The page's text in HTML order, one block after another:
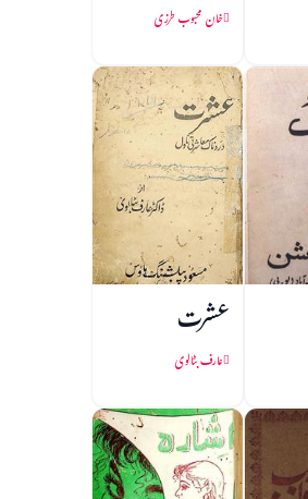
خان محبوب طرزی
عشرت
عارف بٹالوی